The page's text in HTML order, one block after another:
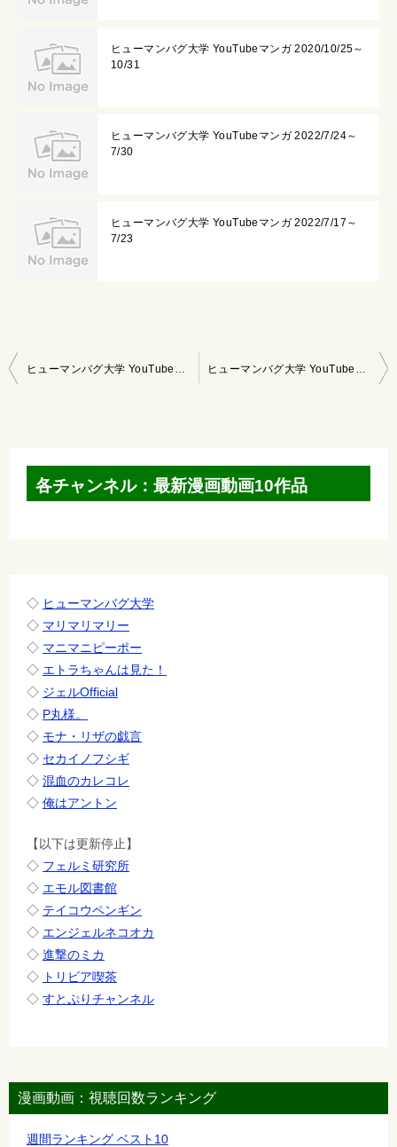
ヒューマンバグ大学 YouTubeマンガ 2020/10/25～
10/31
ヒューマンバグ大学 YouTubeマンガ 2022/7/24～
7/30
ヒューマンバグ大学 YouTubeマンガ 2022/7/17～
7/23
投
各チャンネル：最新漫画動画10作品
◇ ヒューマンバグ大学
◇ マリマリマリー
◇ マニマニピーポー
◇ エトラちゃんは見た！
◇ ジェルOfficial
◇ P丸様。
◇ モナ・リザの戯言
◇ セカイノフシギ
◇ 混血のカレコレ
◇ 俺はアントン
【以下は更新停止】
◇ フェルミ研究所
◇ エモル図書館
◇ テイコウペンギン
◇ エンジェルネコオカ
◇ 進撃のミカ
◇ トリビア喫茶
◇ すとぷりチャンネル
漫画動画：視聴回数ランキング
週間ランキング ベスト10